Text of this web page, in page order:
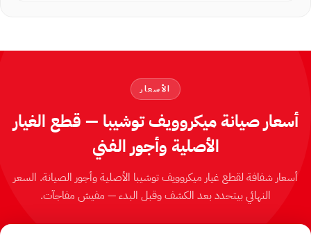
الأسعار
أسعار صيانة ميكروويف توشيبا — قطع الغيار
الأصلية وأجور الفني
أسعار شفافة لقطع غيار ميكروويف توشيبا الأصلية وأجور الصيانة. السعر
النهائي بيتحدد بعد الكشف وقبل البدء — مفيش مفاجآت.